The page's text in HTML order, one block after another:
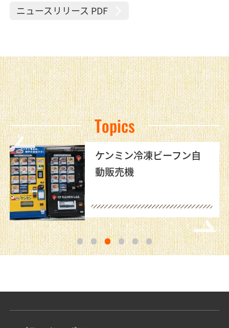
ニュースリリース PDF
Topics
ケンミン冷凍ビーフン自
動販売機
1 2 3 4 5 6